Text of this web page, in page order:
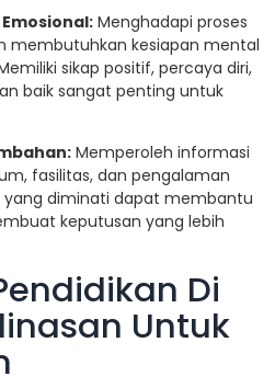
Menghadapi proses
membutuhkan kesiapan mental
sikap positif, percaya diri,
baik sangat penting untuk
Memperoleh informasi
fasilitas, dan pengalaman
yang diminati dapat membantu
keputusan yang lebih
Di
Untuk